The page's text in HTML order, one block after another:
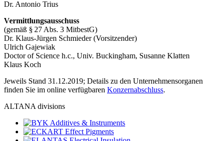
Dr. Antonio Trius
Vermittlungsausschuss
(gemäß § 27 Abs. 3 MitbestG)
Dr. Klaus-Jürgen Schmieder (Vorsitzender)
Ulrich Gajewiak
Doctor of Science h.c., Univ. Buckingham, Susanne Klatten
Klaus Koch
Jeweils Stand 31.12.2019; Details zu den Unternehmensorganen
finden Sie im online verfügbaren ­ Konzernabschluss.
ALTANA divisions